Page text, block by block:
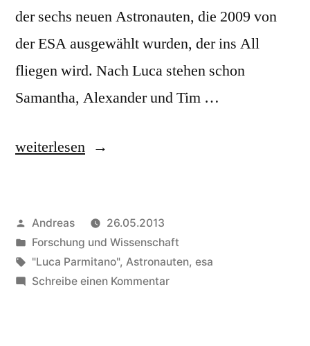
der sechs neuen Astronauten, die 2009 von
der ESA ausgewählt wurden, der ins All
fliegen wird. Nach Luca stehen schon
Samantha, Alexander und Tim …
„Go
Astronaut
Luca
Parmitano
weiterlesen
Veröffentlicht
von
Andreas
26.05.2013
Veröffentlicht
in
Forschung und Wissenschaft
Schlagwörter:
"Luca Parmitano", Astronauten, esa
Schreibe einen Kommentarzu